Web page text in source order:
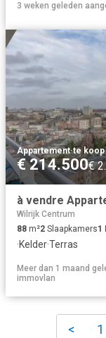
3 weken geleden
Appartement·te koop
€ 214.500€
à vendre
Wilrijk Centrum
88 m²2 Slaapkamers1
·Kelder·Terras
Meer dan 1 maand
immovlan
< 1